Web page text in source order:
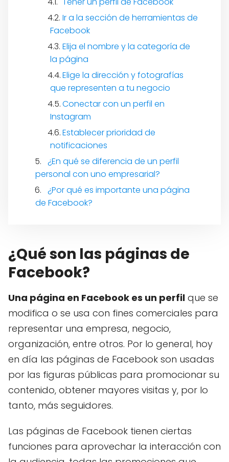
Ir a la sección de herramientas de
Facebook
Elija el nombre y la categoría de
la página
Elige la dirección y fotografías
que representen a tu negocio
Conectar con un perfil en
Instagram
Establecer prioridad de
notificaciones
¿En qué se diferencia de un perfil
personal con uno empresarial?
¿Por qué es importante una página
de Facebook?
¿Qué son las páginas de
Facebook?
Una página en Facebook es un perfil que se
modifica o se usa con fines comerciales para
representar una empresa, negocio,
organización, entre otros. Por lo general, hoy
en día las páginas de Facebook son usadas
por las figuras públicas para promocionar su
contenido, obtener mayores visitas y, por lo
tanto, más seguidores.
Las páginas de Facebook tienen ciertas
funciones para aprovechar la interacción con